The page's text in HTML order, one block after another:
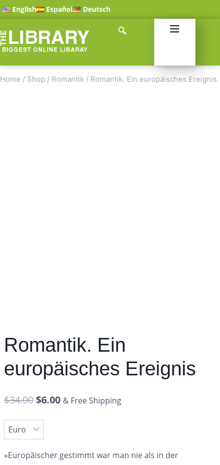
English Español Deutsch
Home / Shop / Romantik / Romantik. Ein europäisches Ereignis
Romantik. Ein
europäisches Ereignis
$34.00 $6.00 & Free Shipping
»Europäischer gestimmt war man nie als in der